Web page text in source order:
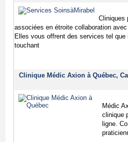
Cliniques
associées en étroite collaboration
Elles vous offrent des services tel
touchant
Clinique Médic Axion à Québec,
Médic
clinique
ligne.